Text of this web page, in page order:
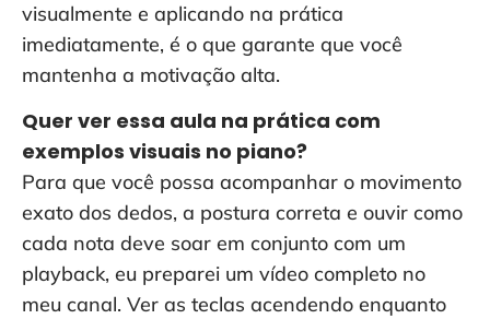
visualmente e aplicando na prática
imediatamente, é o que garante que você
mantenha a motivação alta.
Quer ver essa aula na prática com
exemplos visuais no piano?
Para que você possa acompanhar o movimento
exato dos dedos, a postura correta e ouvir como
cada nota deve soar em conjunto com um
playback, eu preparei um vídeo completo no
meu canal. Ver as teclas acendendo enquanto